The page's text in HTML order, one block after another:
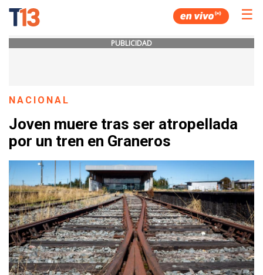
☰
PUBLICIDAD
NACIONAL
Joven muere tras ser atropellada
por un tren en Graneros